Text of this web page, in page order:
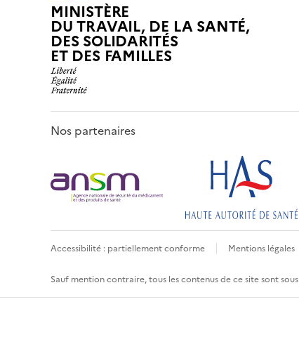
MINISTÈRE
DU TRAVAIL, DE LA SANTÉ,
DES SOLIDARITÉS
ET DES FAMILLES
Nos partenaires
Accessibilité : partiellement conforme Mentions légales
Sauf mention contraire, tous les contenus de ce site sont sous